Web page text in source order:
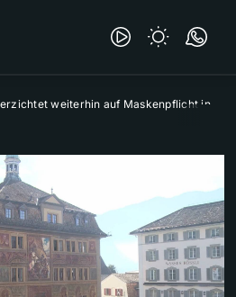
weiterhin auf Maskenpflicht in